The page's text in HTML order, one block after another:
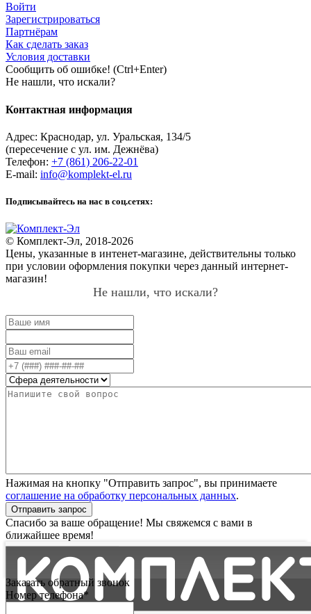
Войти
Зарегистрироваться
Партнёрам
Как сделать заказ
Условия доставки
Сообщить об ошибке! (Ctrl+Enter)
Не нашли, что искали?
Контактная информация
Адрес: Краснодар, ул. Уральская, 134/5
(пересечение с ул. им. Дежнёва)
Телефон: +7 (861) 206-22-01
E-mail: info@komplekt-el.ru
Подписывайтесь на нас в соц.сетях:
© Комплект-Эл, 2018-2026
Цены, указанные в интенет-магазине, действительны только
при условии оформления покупки через данный интернет-
магазин!
Не нашли, что искали?
Нажимая на кнопку "Отправить запрос", вы принимаете
соглашение на обработку персональных данных.
Отправить запрос
Спасибо за ваше обращение! Мы свяжемся с вами в
ближайшее время!
Заказать обратный звонок
Номер телефона*